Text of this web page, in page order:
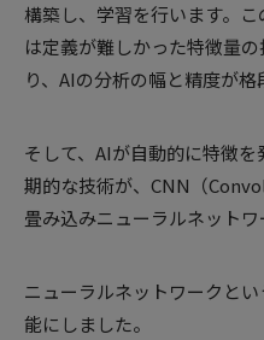
構築し、学習を行います。
は定義が難しかった特徴量
り、AIの分析の幅と精度が格
そして、AIが自動的に特徴
期的な技術が、CNN（
畳み込みニューラルネットワ
ニューラルネットワークと
能にしました。